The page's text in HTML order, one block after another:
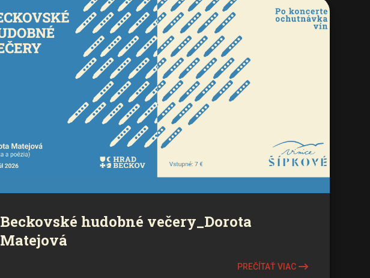
Beckovské hudobné večery_Dorota
Matejová
PREČÍTAŤ VIAC